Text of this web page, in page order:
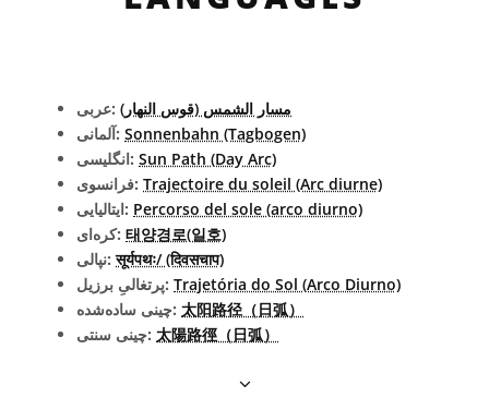
عربی: مسار الشمس (قوس النهار)
آلمانی: Sonnenbahn (Tagbogen)
انگلیسی: Sun Path (Day Arc)
فرانسوی: Trajectoire du soleil (Arc diurne)
ایتالیایی: Percorso del sole (arco diurno)
کره‌ای: 태양경로(일호)
نپالی:सूर्यपथः/ (दिवसचाप)
پرتغالیِ برزیل: Trajetória do Sol (Arco Diurno)
چینی ساده‌شده: 太阳路径（日弧）
چینی سنتی: 太陽路徑（日弧）